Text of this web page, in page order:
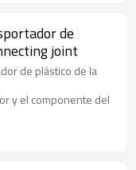
de
joint
de plástico de la
y el componente del